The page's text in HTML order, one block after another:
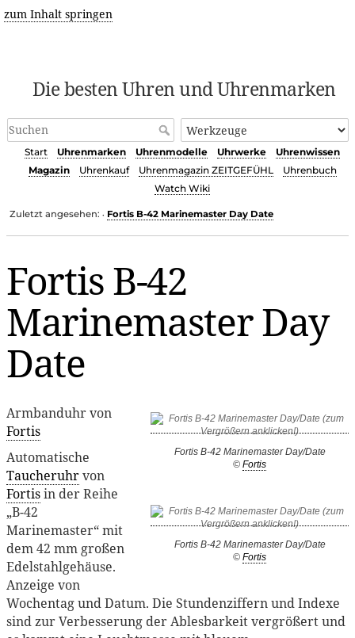
zum Inhalt springen
Die besten Uhren und Uhrenmarken
Start Uhrenmarken Uhrenmodelle Uhrwerke
Uhrenwissen
Magazin
Uhrenkauf Uhrenmagazin ZEITGEFÜHL
Uhrenbuch
Watch Wiki
Zuletzt angesehen: • Fortis B-42 Marinemaster Day Date
Fortis B-42
Marinemaster Day
Date
Fortis B-42 Marinemaster Day/Date
© Fortis
Fortis B-42 Marinemaster Day/Date
© Fortis
Armbanduhr von
Fortis
Automatische
Taucheruhrvon
Fortisin der Reihe
„B-42
Marinemaster“ mit
dem 42 mm großen
Edelstahlgehäuse.
Anzeige von
Wochentag und Datum. Die Stundenziffern und Indexe
sind zur Verbesserung der Ablesbarkeit vergrößert und